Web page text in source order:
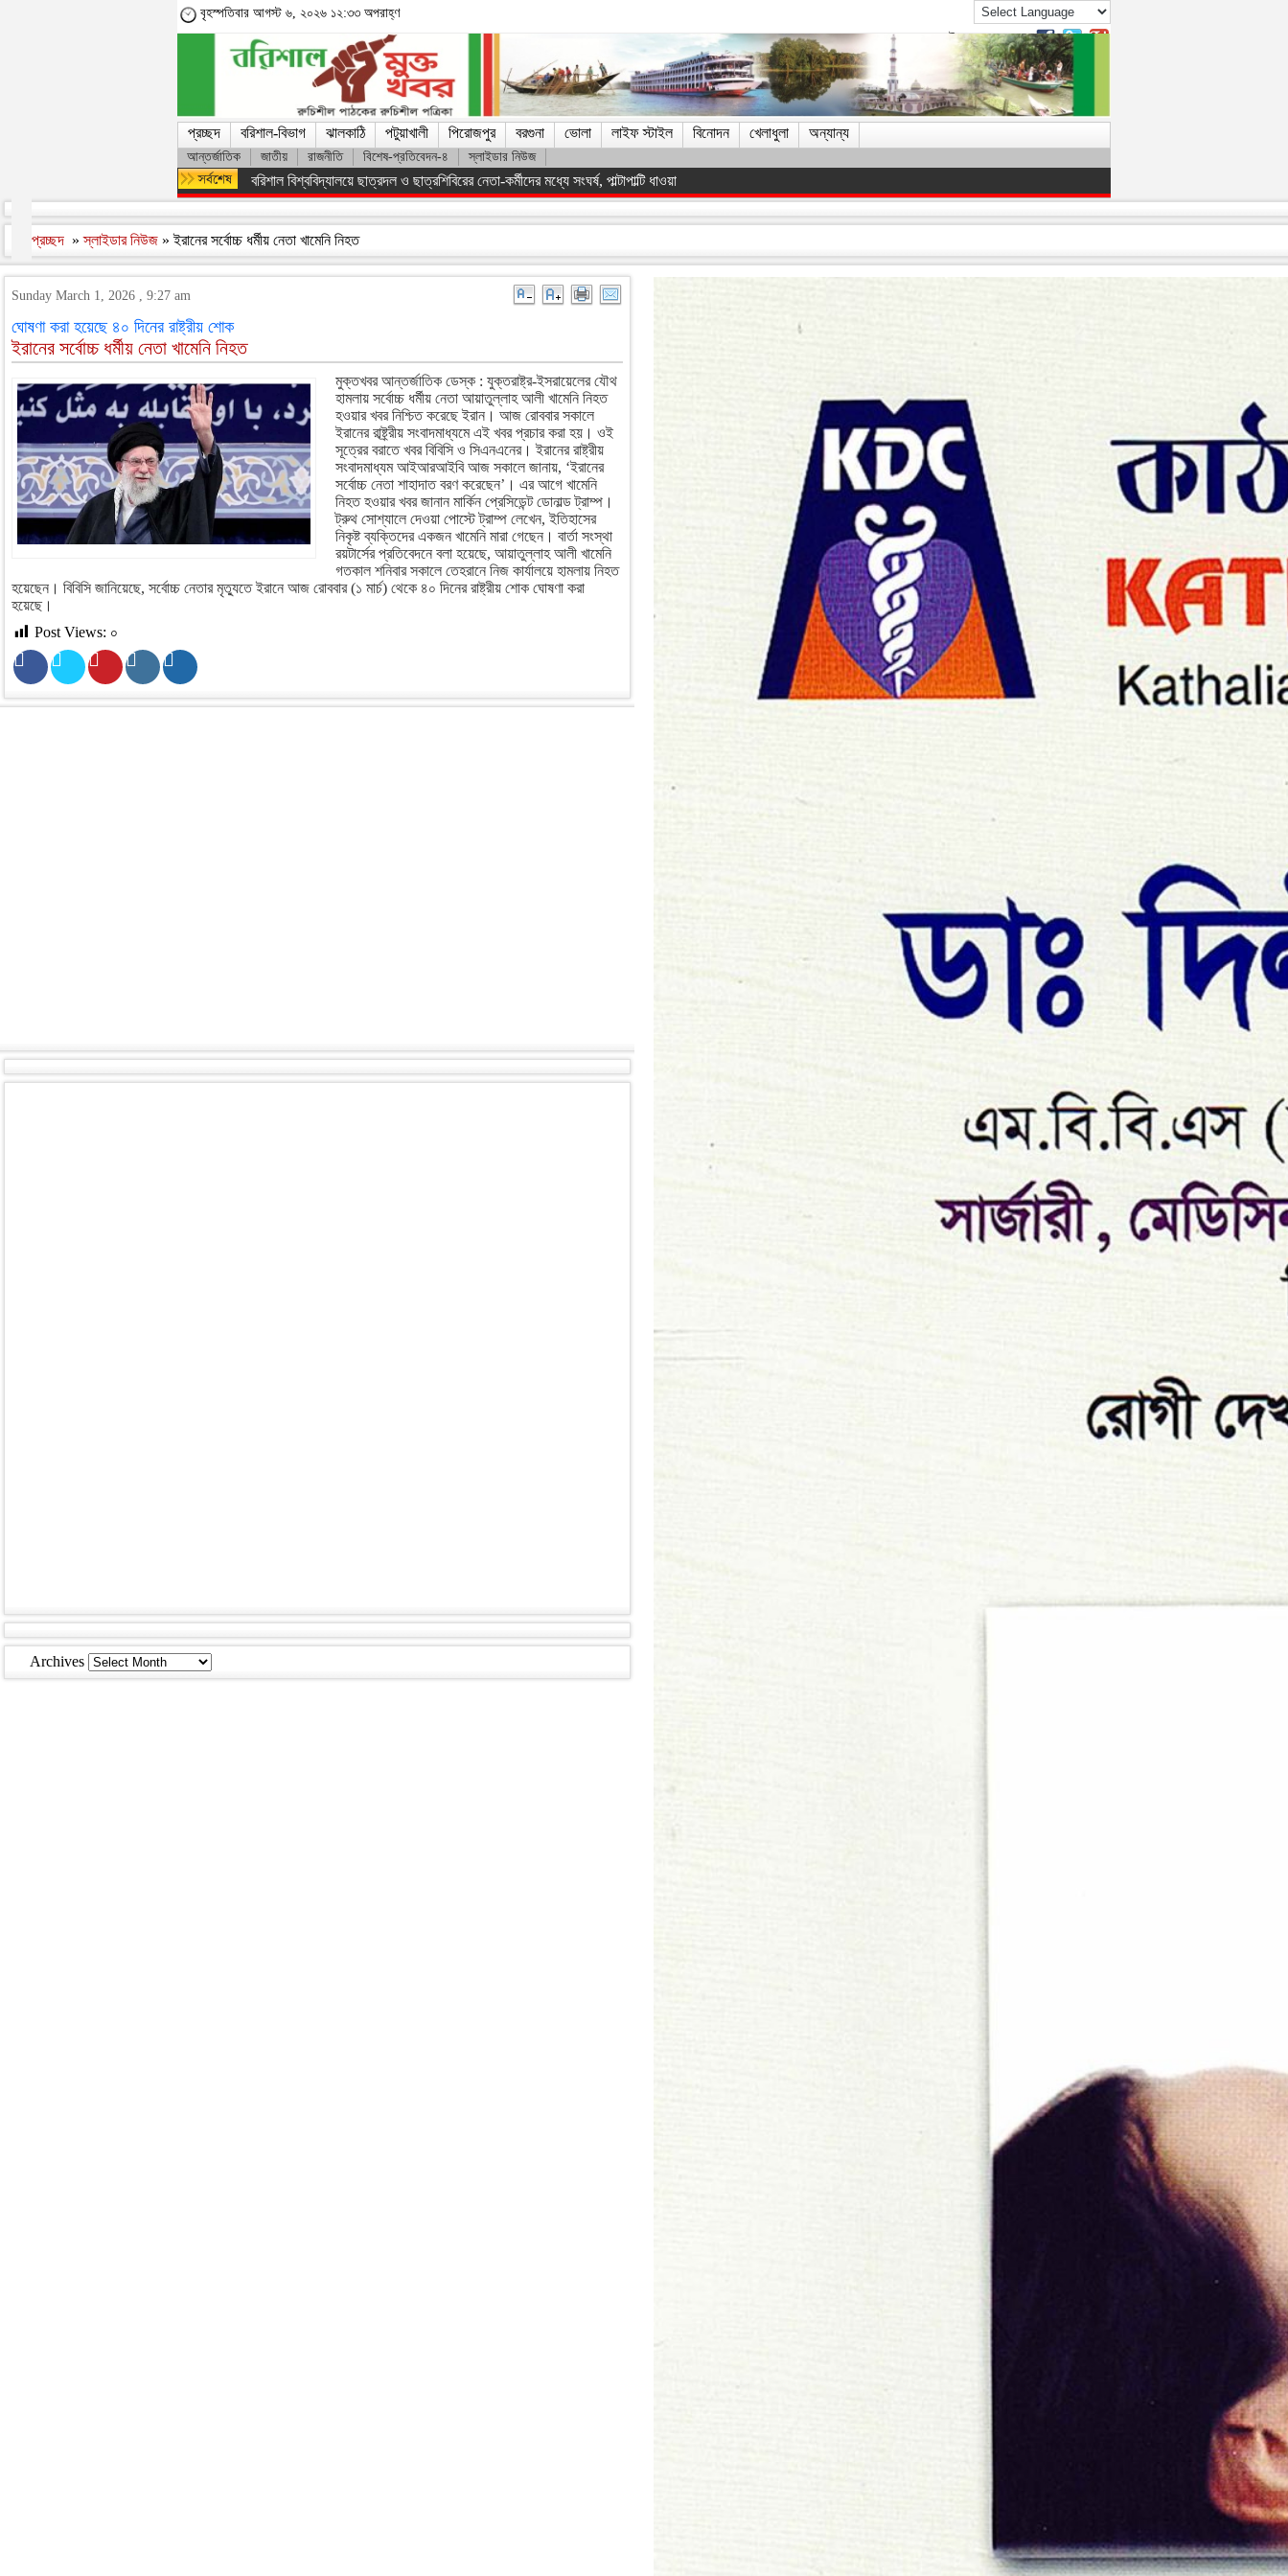
বৃহস্পতিবার আগস্ট ৬, ২০২৬ ১২:৩৩ অপরাহ্ণ
প্রচ্ছদ বরিশাল-বিভাগ ঝালকাঠি পটুয়াখালী পিরোজপুর বরগুনা ভোলা লাইফ স্টাইল বিনোদন খেলাধুলা অন্যান্য
আন্তর্জাতিক জাতীয় রাজনীতি বিশেষ-প্রতিবেদন-৪ স্লাইডার নিউজ
অসংখ্য শহিদের রক্তের বিনিময়ে ফ্যাসিস্ট সরকারকে হটানো সম্ভব হয়েছে : তথ্যমন্ত্রী
প্রচ্ছদ »স্লাইডার নিউজ » ইরানের সর্বোচ্চ ধর্মীয় নেতা খামেনি নিহত
Sunday March 1, 2026 , 9:27 am
ঘোষণা করা হয়েছে ৪০ দিনের রাষ্ট্রীয় শোক
ইরানের সর্বোচ্চ ধর্মীয় নেতা খামেনি নিহত
মুক্তখবর আন্তর্জাতিক ডেস্ক : যুক্তরাষ্ট্র-ইসরায়েলের যৌথ
হামলায় সর্বোচ্চ ধর্মীয় নেতা আয়াতুল্লাহ আলী খামেনি নিহত
হওয়ার খবর নিশ্চিত করেছে ইরান। আজ রোববার সকালে
ইরানের রাষ্ট্র্রীয় সংবাদমাধ্যমে এই খবর প্রচার করা হয়। ওই
সূত্রের বরাতে খবর বিবিসি ও সিএনএনের। ইরানের রাষ্ট্রীয়
সংবাদমাধ্যম আইআরআইবি আজ সকালে জানায়, ‘ইরানের
সর্বোচ্চ নেতা শাহাদাত বরণ করেছেন’। এর আগে খামেনি
নিহত হওয়ার খবর জানান মার্কিন প্রেসিডেন্ট ডোনাল্ড ট্রাম্প।
ট্রুথ সোশ্যালে দেওয়া পোস্টে ট্রাম্প লেখেন, ইতিহাসের
নিকৃষ্ট ব্যক্তিদের একজন খামেনি মারা গেছেন। বার্তা সংস্থা
রয়টার্সের প্রতিবেদনে বলা হয়েছে, আয়াতুল্লাহ আলী খামেনি
গতকাল শনিবার সকালে তেহরানে নিজ কার্যালয়ে হামলায় নিহত
হয়েছেন। বিবিসি জানিয়েছে, সর্বোচ্চ নেতার মৃত্যুতে ইরানে আজ রোববার (১ মার্চ) থেকে ৪০ দিনের রাষ্ট্রীয় শোক ঘোষণা করা
হয়েছে।
Post Views: ০
Archives Archives